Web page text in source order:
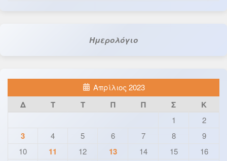
Ημερολόγιο
Απρίλιος 2023
Δ Τ Τ Π Π Σ Κ
1 2
3 4 5 6 7 8
9
10
11 12 13 14 15
16